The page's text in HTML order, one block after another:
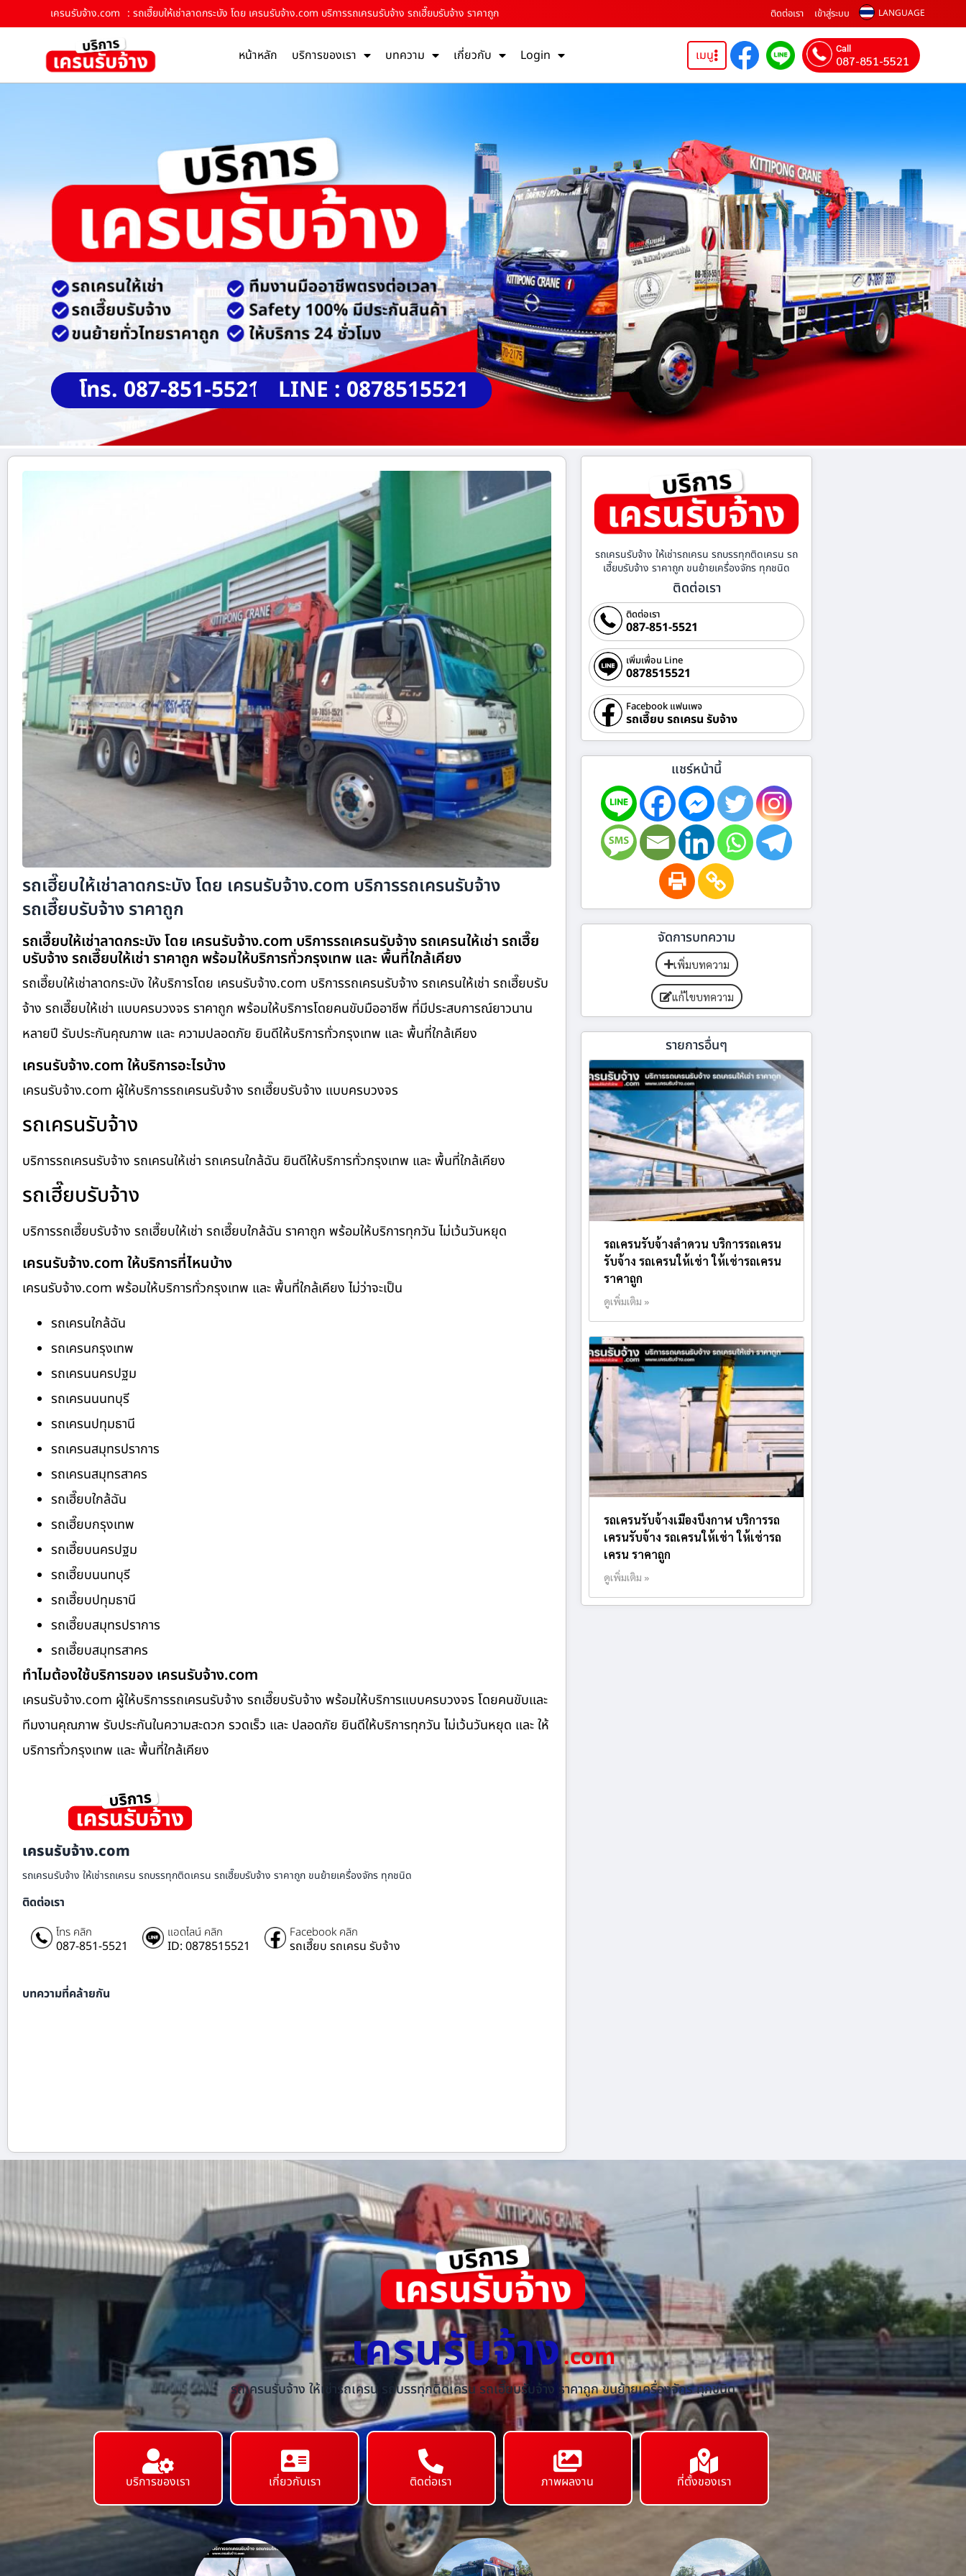
เครนรับจ้าง.com : รถเฮี๊ยบให้เช่าลาดกระบัง โดย เครนรับจ้าง.com บริการรถเครนรับจ้าง รถเฮี๊ยบรับจ้าง ราคาถูก ติดต่อเรา เข้าสู่ระบบ LANGUAGE
หน้าหลัก บริการของเรา บทความ เกี่ยวกับ Login เมนู Call
087-851-5521
โทร. 087-851-5521 LINE : 0878515521
รถเฮี๊ยบให้เช่าลาดกระบัง โดย เครนรับจ้าง.com บริการรถเครนรับจ้าง
รถเฮี๊ยบรับจ้าง ราคาถูก
รถเฮี๊ยบให้เช่าลาดกระบัง โดย เครนรับจ้าง.com บริการรถเครนรับจ้าง รถเครนให้เช่า รถเฮี๊ย
บรับจ้าง รถเฮี๊ยบให้เช่า ราคาถูก พร้อมให้บริการทั่วกรุงเทพ และ พื้นที่ใกล้เคียง
รถเฮี๊ยบให้เช่าลาดกระบัง ให้บริการโดย เครนรับจ้าง.com บริการรถเครนรับจ้าง รถเครนให้เช่า รถเฮี๊ยบรับ
จ้าง รถเฮี๊ยบให้เช่า แบบครบวงจร ราคาถูก พร้อมให้บริการโดยคนขับมืออาชีพ ที่มีประสบการณ์ยาวนาน
หลายปี รับประกันคุณภาพ และ ความปลอดภัย ยินดีให้บริการทั่วกรุงเทพ และ พื้นที่ใกล้เคียง
เครนรับจ้าง.com ให้บริการอะไรบ้าง
เครนรับจ้าง.com ผู้ให้บริการรถเครนรับจ้าง รถเฮี๊ยบรับจ้าง แบบครบวงจร
รถเครนรับจ้าง
บริการรถเครนรับจ้าง รถเครนให้เช่า รถเครนใกล้ฉัน ยินดีให้บริการทั่วกรุงเทพ และ พื้นที่ใกล้เคียง
รถเฮี๊ยบรับจ้าง
บริการรถเฮี๊ยบรับจ้าง รถเฮี๊ยบให้เช่า รถเฮี๊ยบใกล้ฉัน ราคาถูก พร้อมให้บริการทุกวัน ไม่เว้นวันหยุด
เครนรับจ้าง.com ให้บริการที่ไหนบ้าง
เครนรับจ้าง.com พร้อมให้บริการทั่วกรุงเทพ และ พื้นที่ใกล้เคียง ไม่ว่าจะเป็น
รถเครนใกล้ฉัน
รถเครนกรุงเทพ
รถเครนนครปฐม
รถเครนนนทบุรี
รถเครนปทุมธานี
รถเครนสมุทรปราการ
รถเครนสมุทรสาคร
รถเฮี๊ยบใกล้ฉัน
รถเฮี๊ยบกรุงเทพ
รถเฮี๊ยบนครปฐม
รถเฮี๊ยบนนทบุรี
รถเฮี๊ยบปทุมธานี
รถเฮี๊ยบสมุทรปราการ
รถเฮี๊ยบสมุทรสาคร
ทำไมต้องใช้บริการของ เครนรับจ้าง.com
เครนรับจ้าง.com ผู้ให้บริการรถเครนรับจ้าง รถเฮี๊ยบรับจ้าง พร้อมให้บริการแบบครบวงจร โดยคนขับและ
ทีมงานคุณภาพ รับประกันในความสะดวก รวดเร็ว และ ปลอดภัย ยินดีให้บริการทุกวัน ไม่เว้นวันหยุด และ ให้
บริการทั่วกรุงเทพ และ พื้นที่ใกล้เคียง
เครนรับจ้าง.com
รถเครนรับจ้าง ให้เช่ารถเครน รถบรรทุกติดเครน รถเฮี๊ยบรับจ้าง ราคาถูก ขนย้ายเครื่องจักร ทุกชนิด
ติดต่อเรา
โทร คลิก
087-851-5521
แอดไลน์ คลิก
ID: 0878515521
Facebook คลิก
รถเฮี๊ยบ รถเครน รับจ้าง
บทความที่คล้ายกัน
รถเครนรับจ้าง ให้เช่ารถเครน รถบรรทุกติดเครน รถ
เฮี๊ยบรับจ้าง ราคาถูก ขนย้ายเครื่องจักร ทุกชนิด
ติดต่อเรา
ติดต่อเรา
087-851-5521
เพิ่มเพื่อน Line
0878515521
Facebook แฟนเพจ
รถเฮี๊ยบ รถเครน รับจ้าง
แชร์หน้านี้
จัดการบทความ
เพิ่มบทความ
แก้ไขบทความ
รายการอื่นๆ
รถเครนรับจ้างลำดวน บริการรถเครน
รับจ้าง รถเครนให้เช่า ให้เช่ารถเครน
ราคาถูก
ดูเพิ่มเติม »
รถเครนรับจ้างเมืองบึงกาฬ บริการรถ
เครนรับจ้าง รถเครนให้เช่า ให้เช่ารถ
เครน ราคาถูก
ดูเพิ่มเติม »
เครนรับจ้าง.com
รถเครนรับจ้าง ให้เช่ารถเครน รถบรรทุกติดเครน รถเฮี๊ยบรับจ้าง ราคาถูก ขนย้ายเครื่องจักร ทุกชนิด
บริการของเรา เกี่ยวกับเรา ติดต่อเรา ภาพผลงาน ที่ตั้งของเรา